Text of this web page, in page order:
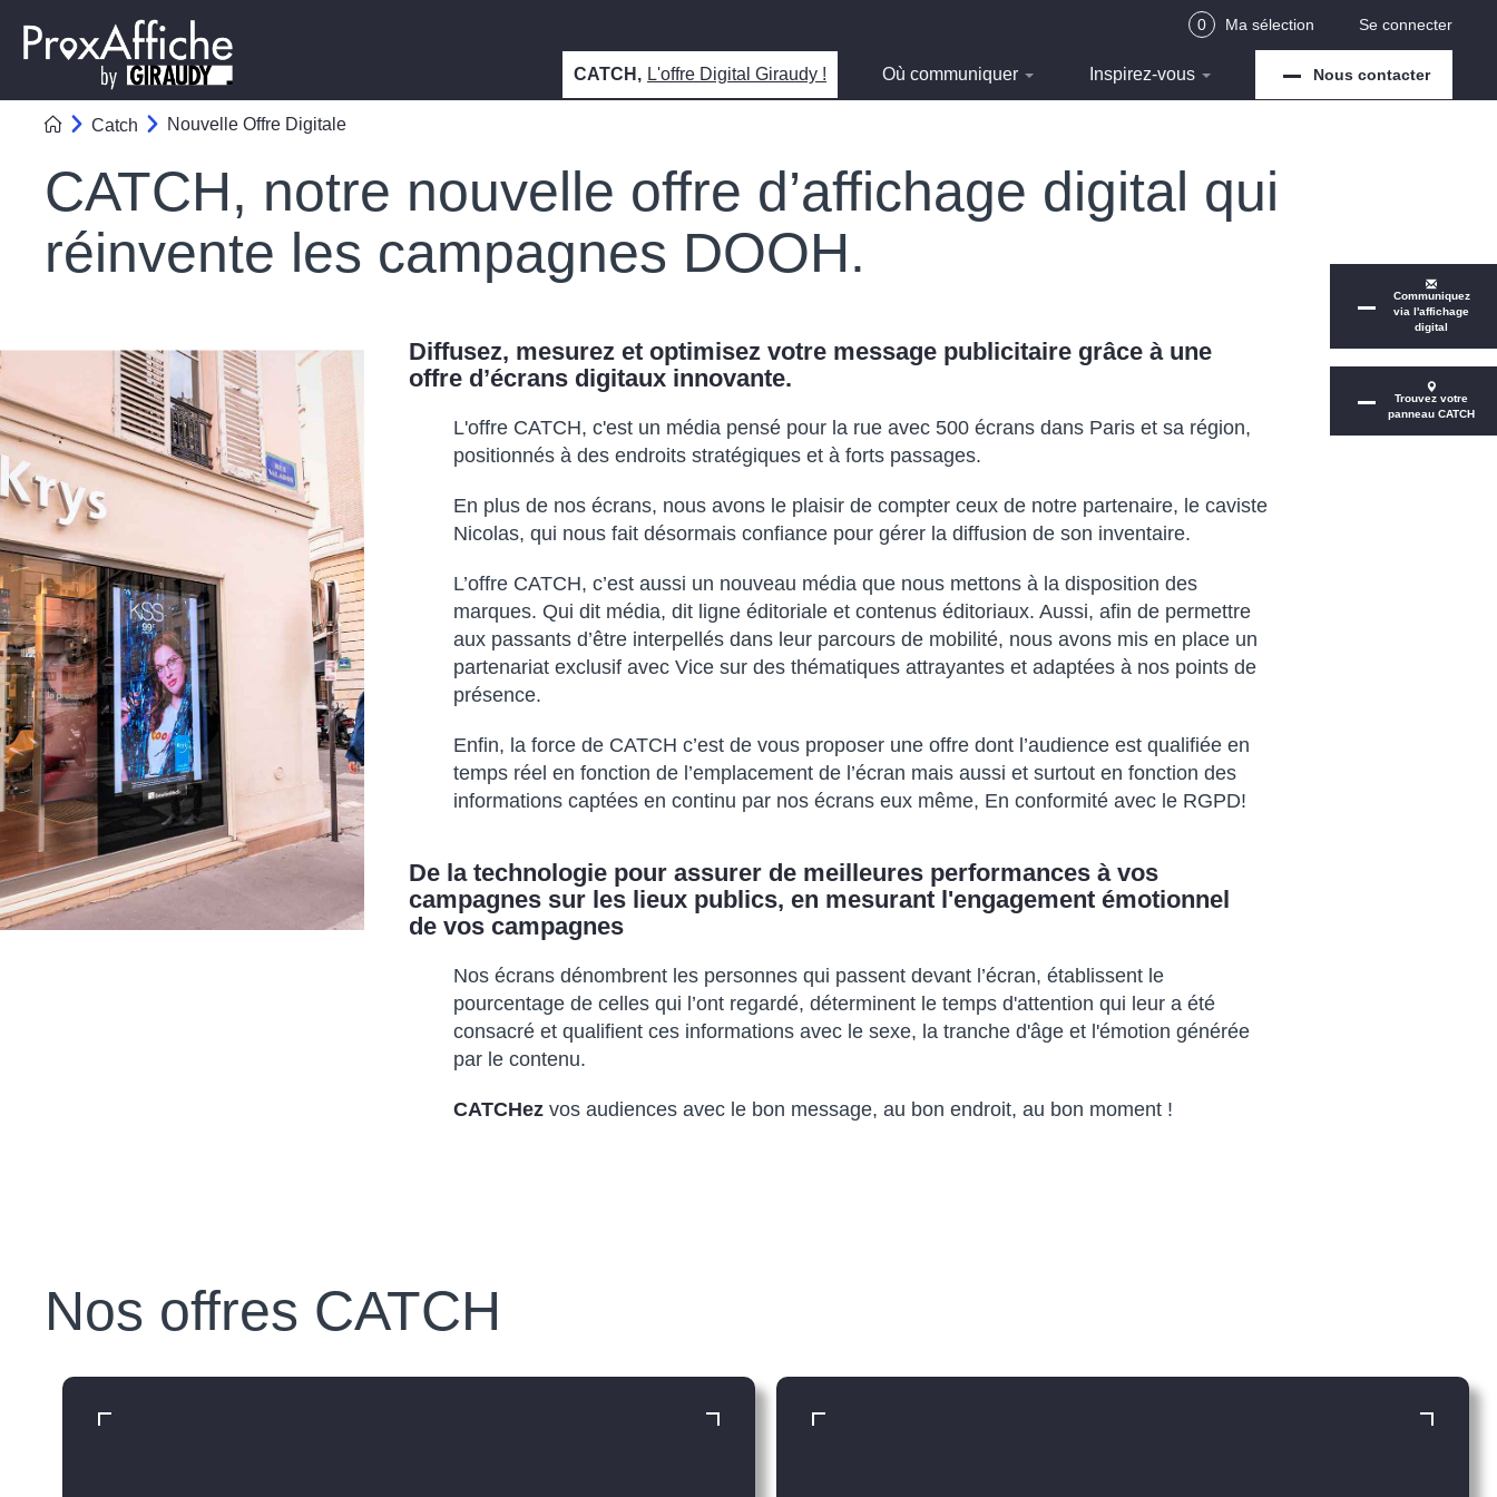
0 Ma sélection Se connecter
CATCH, L'offre Digital Giraudy ! Où communiquer Inspirez-vous Nous contacter
Catch Nouvelle Offre Digitale
Communiquez
via l'affichage
digital
Trouvez votre
panneau CATCH
CATCH, notre nouvelle offre d’affichage digital qui
réinvente les campagnes DOOH.
Diffusez, mesurez et optimisez votre message publicitaire grâce à une
offre d’écrans digitaux innovante.
L'offre CATCH, c'est un média pensé pour la rue avec 500 écrans dans Paris et sa région,
positionnés à des endroits stratégiques et à forts passages.
En plus de nos écrans, nous avons le plaisir de compter ceux de notre partenaire, le caviste
Nicolas, qui nous fait désormais confiance pour gérer la diffusion de son inventaire.
L’offre CATCH, c’est aussi un nouveau média que nous mettons à la disposition des
marques. Qui dit média, dit ligne éditoriale et contenus éditoriaux. Aussi, afin de permettre
aux passants d’être interpellés dans leur parcours de mobilité, nous avons mis en place un
partenariat exclusif avec Vice sur des thématiques attrayantes et adaptées à nos points de
présence.
Enfin, la force de CATCH c’est de vous proposer une offre dont l’audience est qualifiée en
temps réel en fonction de l’emplacement de l’écran mais aussi et surtout en fonction des
informations captées en continu par nos écrans eux même, En conformité avec le RGPD!
De la technologie pour assurer de meilleures performances à vos
campagnes sur les lieux publics, en mesurant l'engagement émotionnel
de vos campagnes
Nos écrans dénombrent les personnes qui passent devant l’écran, établissent le
pourcentage de celles qui l’ont regardé, déterminent le temps d'attention qui leur a été
consacré et qualifient ces informations avec le sexe, la tranche d'âge et l'émotion générée
par le contenu.
CATCHez vos audiences avec le bon message, au bon endroit, au bon moment !
Nos offres CATCH